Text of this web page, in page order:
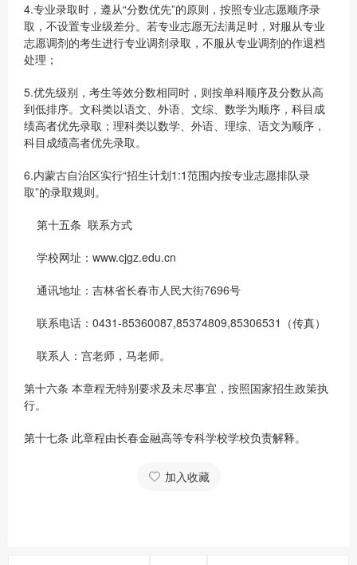
4.专业录取时，遵从“分数优先”的原则，按照专业志愿顺序录
取，不设置专业级差分。若专业志愿无法满足时，对服从专业
志愿调剂的考生进行专业调剂录取，不服从专业调剂的作退档
处理；
5.优先级别，考生等效分数相同时，则按单科顺序及分数从高
到低排序。文科类以语文、外语、文综、数学为顺序，科目成
绩高者优先录取；理科类以数学、外语、理综、语文为顺序，
科目成绩高者优先录取。
6.内蒙古自治区实行“招生计划1:1范围内按专业志愿排队录
取”的录取规则。
第十五条 联系方式
学校网址：www.cjgz.edu.cn
通讯地址：吉林省长春市人民大街7696号
联系电话：0431-85360087,85374809,85306531（传真）
联系人：宫老师，马老师。
第十六条 本章程无特别要求及未尽事宜，按照国家招生政策执
行。
第十七条 此章程由长春金融高等专科学校学校负责解释。
加入收藏